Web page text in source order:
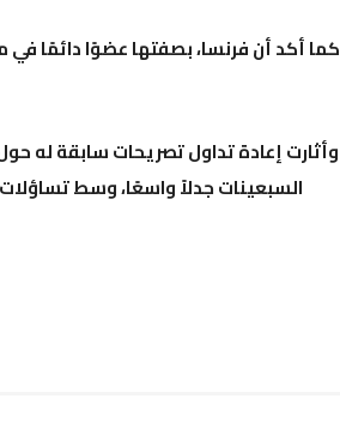
كما أكد أن فرنسا، بصفتها عضوًا دائمًا
وأثارت إعادة تداول تصريحات سابقة له
السبعينات جدلاً واسعًا، وسط